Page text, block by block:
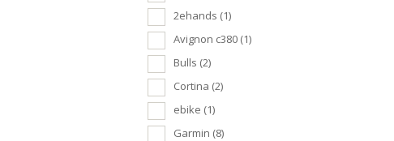
2ehands (1)
Avignon c380 (1)
Bulls (2)
Cortina (2)
ebike (1)
Garmin (8)